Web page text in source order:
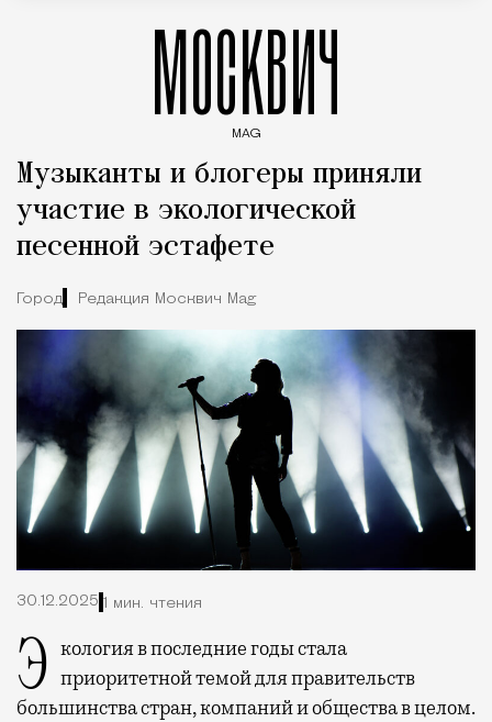
МОСКВИЧ
MAG
Музыканты и блогеры приняли
участие в экологической
песенной эстафете
Город Редакция Москвич Mag
30.12.2025 1 мин. чтения
Экология в последние годы стала приоритетной темой для правительств
большинства стран, компаний и общества в целом.